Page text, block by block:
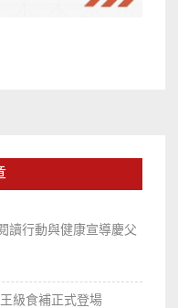
讀行動與健康宣導慶父
級食補正式登場